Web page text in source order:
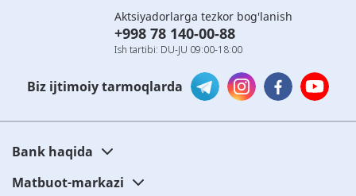
Aktsiyadorlarga tezkor bog'lanish
+998 78 140-00-88
Ish tartibi: DU-JU 09:00-18:00
Biz ijtimoiy tarmoqlarda
Bank haqida
Matbuot-markazi